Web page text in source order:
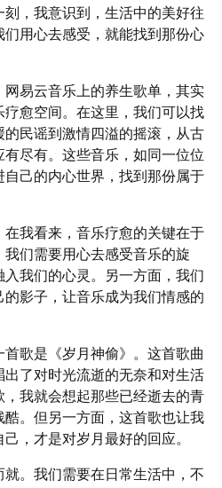
，我意识到，生活中的美好往
用心去感受，就能找到那份心
易云音乐上的养生歌单，其实
愈空间。在这里，我们可以找
民谣到激情四溢的摇滚，从古
尽有。这些音乐，如同一位位
己的内心世界，找到那份属于
我看来，音乐疗愈的关键在于
们需要用心去感受音乐的旋
我们的心灵。另一方面，我们
影子，让音乐成为我们情感的
歌是《岁月神偷》。这首歌曲
了对时光流逝的无奈和对生活
我就会想起那些已经逝去的青
。但另一方面，这首歌也让我
，才是对岁月最好的回应。
。我们需要在日常生活中，不